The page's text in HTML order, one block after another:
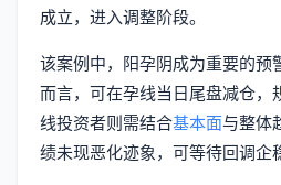
成立，进入调整阶段。
该案例中，阳孕阴成为重要的预
而言，可在孕线当日尾盘减仓，
线投资者则需结合基本面与整体
绩未现恶化迹象，可等待回调企